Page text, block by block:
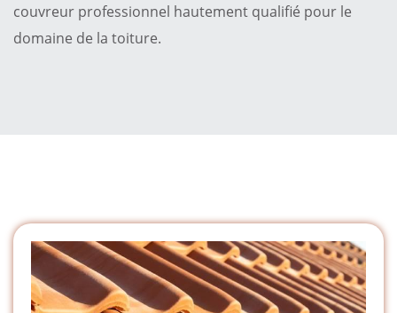
couvreur professionnel hautement qualifié pour le
domaine de la toiture.